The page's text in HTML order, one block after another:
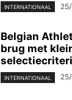
INTERNATIONAAL
Belgian
brug met
INTERNATIONAAL